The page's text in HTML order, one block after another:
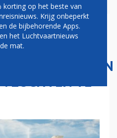
BOOS:
TE
korting op het beste van
Krijg onbeperkt
de bijbehorende Apps.
het Luchtvaartnieuws
mat.